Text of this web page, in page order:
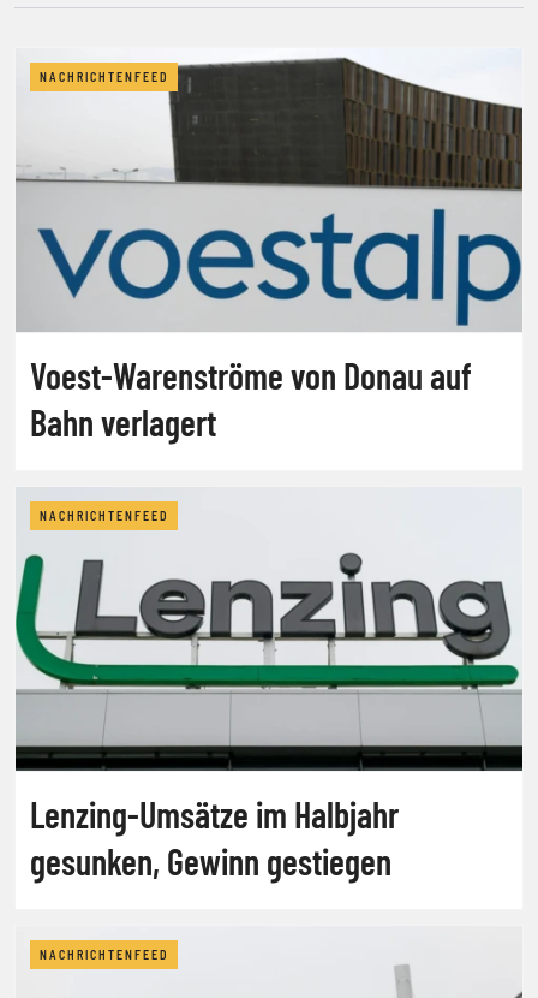
NACHRICHTENFEED
Voest-Warenströme von Donau auf
Bahn verlagert
NACHRICHTENFEED
Lenzing-Umsätze im Halbjahr
gesunken, Gewinn gestiegen
NACHRICHTENFEED